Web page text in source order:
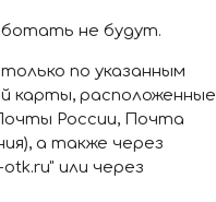
не будут.
по указанным
карты, расположенные
России, Почта
а также через
или через